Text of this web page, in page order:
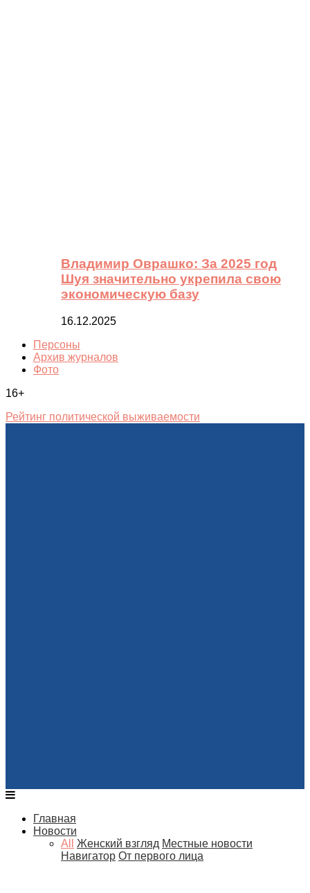
Владимир Оврашко: За 2025 год
Шуя значительно укрепила свою
экономическую базу
16.12.2025
Персоны
Архив журналов
Фото
16+
Рейтинг политической выживаемости
Главная
Новости
All
Женский взгляд Местные новости
Навигатор От первого лица